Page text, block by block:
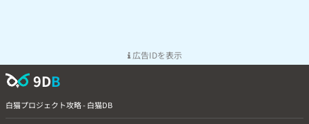
広告IDを表示
9DB
白猫プロジェクト攻略 - 白猫DB